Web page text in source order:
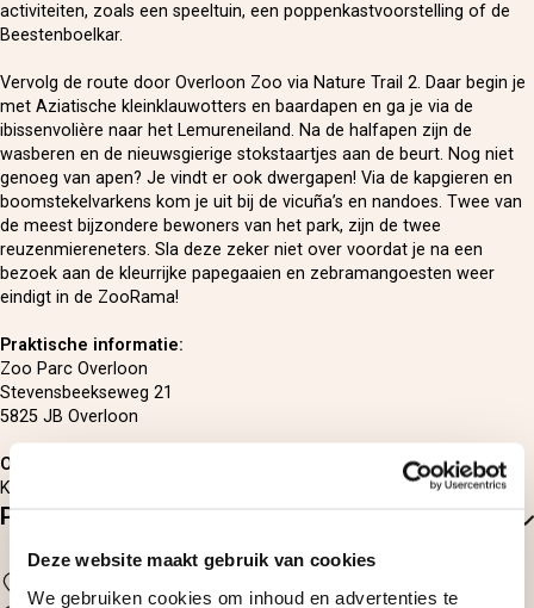
Deze website maakt gebruik van cookies
We gebruiken cookies om inhoud en advertenties te
activiteiten, zoals een speeltuin, een poppenkastvoorstelling of de
Beestenboelkar.
Vervolg de route door Overloon Zoo via Nature Trail 2. Daar begin je
met Aziatische kleinklauwotters en baardapen en ga je via de
ibissenvolière naar het Lemureneiland. Na de halfapen zijn de
wasberen en de nieuwsgierige stokstaartjes aan de beurt. Nog niet
genoeg van apen? Je vindt er ook dwergapen! Via de kapgieren en
boomstekelvarkens kom je uit bij de vicuña’s en nandoes. Twee van
de meest bijzondere bewoners van het park, zijn de twee
reuzenmiereneters. Sla deze zeker niet over voordat je na een
bezoek aan de kleurrijke papegaaien en zebramangoesten weer
eindigt in de ZooRama!
Praktische informatie:
Zoo Parc Overloon
Stevensbeekseweg 21
5825 JB Overloon
Openingsdagen &-tijden:
Kijk op
voor de actuele openingstijden.
Praktische informatie
Locatie
Bekijk op kaart